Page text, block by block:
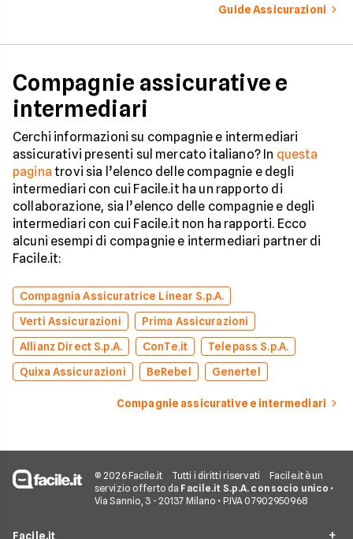
Guide Assicurazioni
Compagnie assicurative e
intermediari
Cerchi informazioni su compagnie e intermediari
assicurativi presenti sul mercato italiano? In questa
pagina trovi sia l’elenco delle compagnie e degli
intermediari con cui Facile.it ha un rapporto di
collaborazione, sia l’elenco delle compagnie e degli
intermediari con cui Facile.it non ha rapporti. Ecco
alcuni esempi di compagnie e intermediari partner di
Facile.it:
Compagnia Assicuratrice Linear S.p.A.
Verti Assicurazioni
Prima Assicurazioni
Allianz Direct S.p.A.
ConTe.it
Telepass S.p.A.
Quixa Assicurazioni
BeRebel Genertel
Compagnie assicurative e intermediari
© 2026 Facile.it Tutti i diritti riservati
Facile.it è un
servizio offerto da Facile.it S.p.A. con socio unico •
Via Sannio, 3 - 20137 Milano • P.IVA 07902950968
Facile.it